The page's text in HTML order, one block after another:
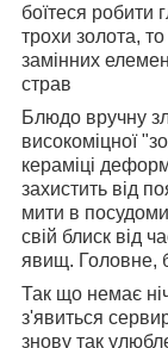
боїтеся робити
трохи золота,
замінних
страв
Блюдо вручну
високоміцної
кераміці
захистить від
мити в
свій блиск від
явищ. Головне,
Так що немає
з'явиться
знову так